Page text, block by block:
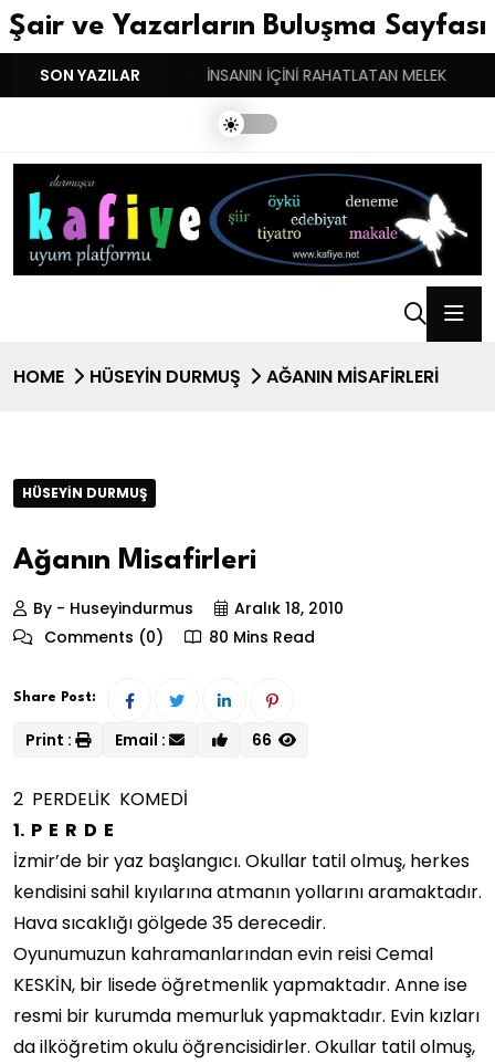
Şair ve Yazarların Buluşma Sayfası
SON YAZILAR İNSANIN İÇİNİ RAHATLATAN MELEK GERÇEK
HOME HÜSEYIN DURMUŞ AĞANIN MISAFIRLERI
HÜSEYIN DURMUŞ
Ağanın Misafirleri
By - Huseyindurmus
Aralık 18, 2010
Comments (0)
80 Mins Read
Share Post:
Print : Email : 66
2 PERDELİK KOMEDİ
1. P E R D E
İzmir’de bir yaz başlangıcı. Okullar tatil olmuş, herkes
kendisini sahil kıyılarına atmanın yollarını aramaktadır.
Hava sıcaklığı gölgede 35 derecedir.
Oyunumuzun kahramanlarından evin reisi Cemal
KESKİN, bir lisede öğretmenlik yapmaktadır. Anne ise
resmi bir kurumda memurluk yapmaktadır. Evin kızları
da ilköğretim okulu öğrencisidirler. Okullar tatil olmuş,